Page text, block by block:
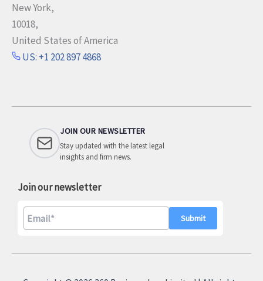
New York,
10018,
United States of America
US: +1 202 897 4868
JOIN OUR NEWSLETTER
Stay updated with the latest legal
insights and firm news.
Join our newsletter
A